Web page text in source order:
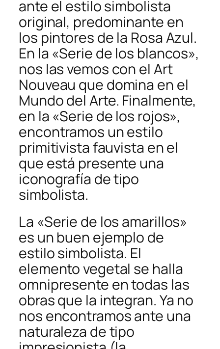
ante el estilo simbolista
original, predominante en
los pintores de la Rosa Azul.
En la «Serie de los blancos»,
nos las vemos con el Art
Nouveau que domina en el
Mundo del Arte. Finalmente,
en la «Serie de los rojos»,
encontramos un estilo
primitivista fauvista en el
que está presente una
iconografía de tipo
simbolista.
La «Serie de los amarillos»
es un buen ejemplo de
estilo simbolista. El
elemento vegetal se halla
omnipresente en todas las
obras que la integran. Ya no
nos encontramos ante una
naturaleza de tipo